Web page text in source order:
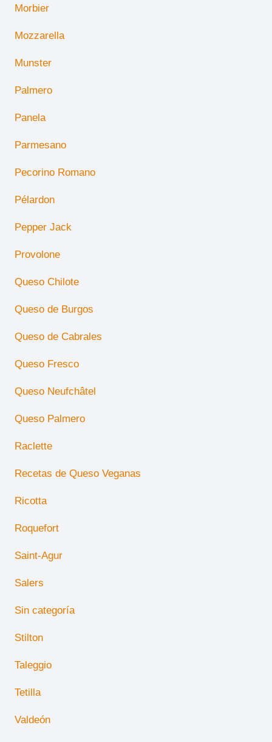
Morbier
Mozzarella
Munster
Palmero
Panela
Parmesano
Pecorino Romano
Pélardon
Pepper Jack
Provolone
Queso Chilote
Queso de Burgos
Queso de Cabrales
Queso Fresco
Queso Neufchâtel
Queso Palmero
Raclette
Recetas de Queso Veganas
Ricotta
Roquefort
Saint-Agur
Salers
Sin categoría
Stilton
Taleggio
Tetilla
Valdeón